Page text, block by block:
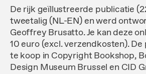
De rijk geïllustreerde publicatie
tweetalig (NL-EN) en werd
Geoffrey Brusatto. Je kan deze
10 euro (excl. verzendkosten).
te koop in Copyright Bookshop,
Design Museum Brussel en CID